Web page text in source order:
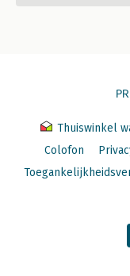
Thuiswinkel
Colofon